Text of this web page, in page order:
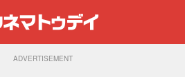
ADVERTISEMENT